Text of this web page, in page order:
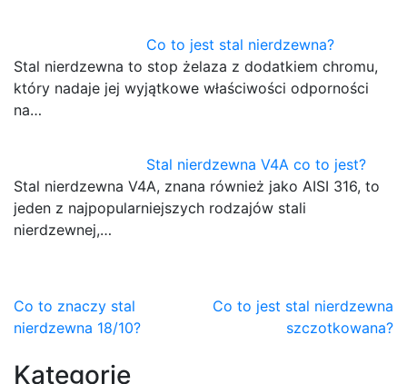
Co to jest stal nierdzewna?
Stal nierdzewna to stop żelaza z dodatkiem chromu,
który nadaje jej wyjątkowe właściwości odporności
na…
Stal nierdzewna V4A co to jest?
Stal nierdzewna V4A, znana również jako AISI 316, to
jeden z najpopularniejszych rodzajów stali
nierdzewnej,…
Nawigacja
wpisu
Co to znaczy stal
nierdzewna 18/10?
Co to jest stal nierdzewna
szczotkowana?
Kategorie